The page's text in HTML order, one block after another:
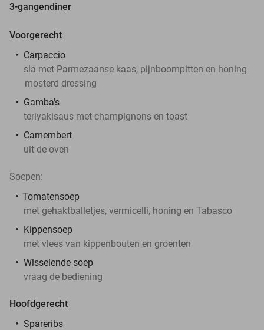
3-gangendiner
Voorgerecht
Carpaccio
sla met Parmezaanse kaas, pijnboompitten en honing
mosterd dressing
Gamba's
teriyakisaus met champignons en toast
Camembert
uit de oven
Soepen:
Tomatensoep
met gehaktballetjes, vermicelli, honing en Tabasco
Kippensoep
met vlees van kippenbouten en groenten
Wisselende soep
vraag de bediening
Hoofdgerecht
Spareribs